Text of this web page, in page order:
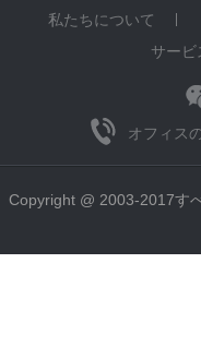
私たちについて
サービ
オフィス
Copyright @ 2003-2017す